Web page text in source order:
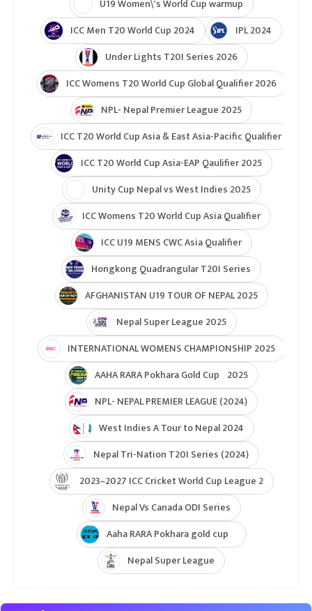
U19 Women\'s World Cup warmup
ICC Men T20 World Cup 2024
IPL 2024
Under Lights T20I Series 2026
ICC Womens T20 World Cup Global Qualifier 2026
NPL- Nepal Premier League 2025
ICC T20 World Cup Asia & East Asia-Pacific Qualifier
ICC T20 World Cup Asia-EAP Qaulifier 2025
Unity Cup Nepal vs West Indies 2025
ICC Womens T20 World Cup Asia Qualifier
ICC U19 MENS CWC Asia Qualifier
Hongkong Quadrangular T20I Series
AFGHANISTAN U19 TOUR OF NEPAL 2025
Nepal Super League 2025
INTERNATIONAL WOMENS CHAMPIONSHIP 2025
AAHA RARA Pokhara Gold Cup 2025
NPL- NEPAL PREMIER LEAGUE (2024)
West Indies A Tour to Nepal 2024
Nepal Tri-Nation T20I Series (2024)
2023–2027 ICC Cricket World Cup League 2
Nepal Vs Canada ODI Series
Aaha RARA Pokhara gold cup
Nepal Super League